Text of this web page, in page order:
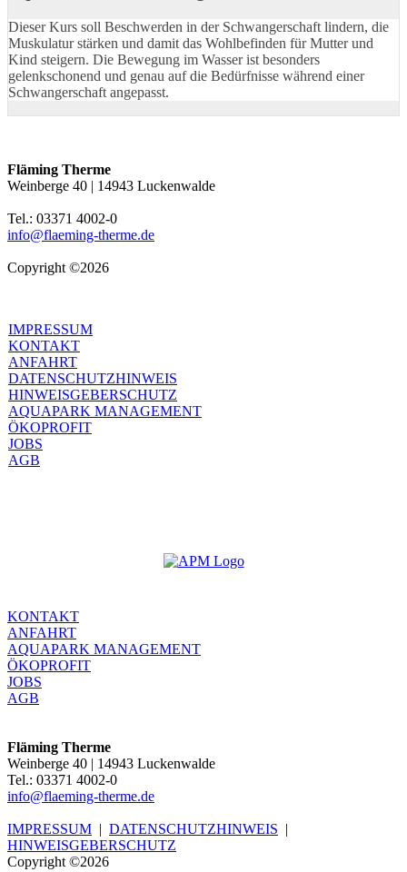
Dieser Kurs soll Beschwerden in der Schwangerschaft lindern, die
Muskulatur stärken und damit das Wohlbefinden für Mutter und
Kind steigern. Die Bewegung im Wasser ist besonders
gelenkschonend und genau auf die Bedürfnisse während einer
Schwangerschaft angepasst.
Fläming Therme
Weinberge 40 | 14943 Luckenwalde
Tel.: 03371 4002-0
info@flaeming-therme.de
Copyright ©2026
IMPRESSUM
KONTAKT
ANFAHRT
DATENSCHUTZHINWEIS
HINWEISGEBERSCHUTZ
AQUAPARK MANAGEMENT
ÖKOPROFIT
JOBS
AGB
KONTAKT
ANFAHRT
AQUAPARK MANAGEMENT
ÖKOPROFIT
JOBS
AGB
Fläming Therme
Weinberge 40 | 14943 Luckenwalde
Tel.: 03371 4002-0
info@flaeming-therme.de
IMPRESSUM | DATENSCHUTZHINWEIS |
HINWEISGEBERSCHUTZ
Copyright ©2026